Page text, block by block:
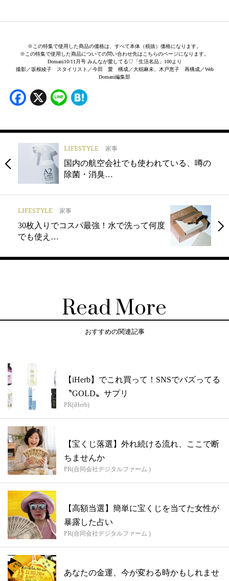
※この特集で使用した商品の価格は、すべて本体（税抜）価格になります。
※この特集で使用した商品についての問い合わせ先はこちらのページになります。
Domani10/11月号 みんなが愛してる♡「生活名品」100より
撮影／坂根綾子 スタイリスト／今田 愛 構成／大椙麻未、木戸恵子 再構成／Web
Domani編集部
Facebook
X Line
LIFESTYLE 家事
国内の航空会社でも使われている、噂の
除菌・消臭…
LIFESTYLE 家事
30枚入りでコスパ最強！水で洗って何度
でも使え…
Read More
おすすめの関連記事
【iHerb】でこれ買って！SNSでバズってる
〝GOLD〟サプリ
PR(iHerb)
【宝くじ落選】外れ続ける流れ、ここで断
ちませんか
PR(合同会社デジタルファーム )
【高額当選】簡単に宝くじを当てた女性が
暴露した占い
PR(合同会社デジタルファーム )
あなたの金運、今が変わる時かもしれませ